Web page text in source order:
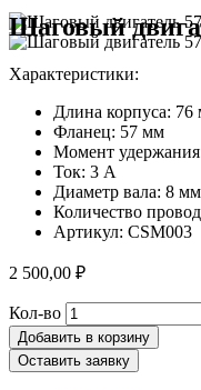
Шаговый
Характеристики:
Длина корпуса: 76
Фланец: 57 мм
Момент
Ток: 3 А
Диаметр вала: 8 мм
Количество
Артикул: CSM003
2 500,00 ₽
Кол-во Количество
товара
Шаговый
двигатель
Добавить в корзину
Оставить заявку